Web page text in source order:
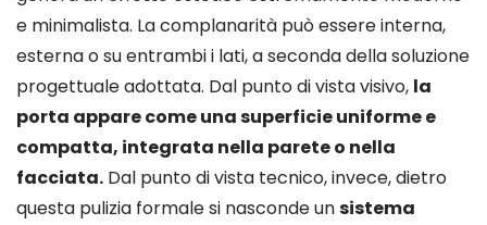
e minimalista. La complanarità può essere interna,
esterna o su entrambi i lati, a seconda della soluzione
progettuale adottata. Dal punto di vista visivo, la
porta appare come una superficie uniforme e
compatta, integrata nella parete o nella
facciata. Dal punto di vista tecnico, invece, dietro
questa pulizia formale si nasconde unsistema